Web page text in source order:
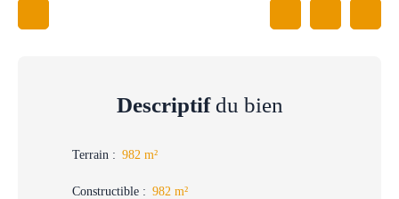
Descriptifdu bien
Terrain : 982 m²
Constructible : 982 m²